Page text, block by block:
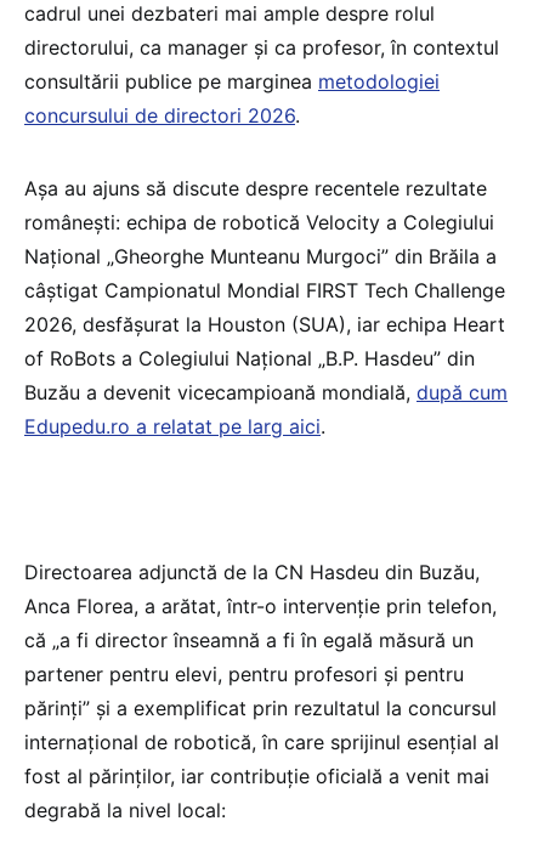
cadrul unei dezbateri mai ample despre rolul
directorului, ca manager și ca profesor, în contextul
consultării publice pe marginea metodologiei
concursului de directori 2026.
Așa au ajuns să discute despre recentele rezultate
românești: echipa de robotică Velocity a Colegiului
Național „Gheorghe Munteanu Murgoci” din Brăila a
câștigat Campionatul Mondial FIRST Tech Challenge
2026, desfășurat la Houston (SUA), iar echipa Heart
of RoBots a Colegiului Național „B.P. Hasdeu” din
Buzău a devenit vicecampioană mondială, după cum
Edupedu.ro a relatat pe larg aici.
Directoarea adjunctă de la CN Hasdeu din Buzău,
Anca Florea, a arătat, într-o intervenție prin telefon,
că „a fi director înseamnă a fi în egală măsură un
partener pentru elevi, pentru profesori și pentru
părinți” și a exemplificat prin rezultatul la concursul
internațional de robotică, în care sprijinul esențial al
fost al părinților, iar contribuție oficială a venit mai
degrabă la nivel local: